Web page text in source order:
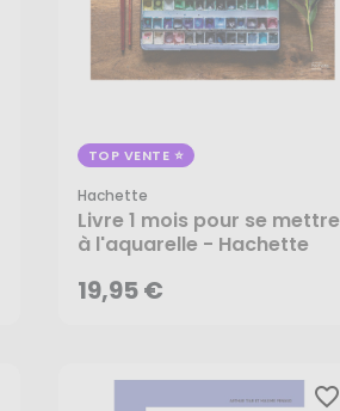
TOP VENTE
Hachette
Livre 1 mois pour se mettre
à l'aquarelle - Hachette
19,95 €
19,95 €
AJOUTER AU PANIER
favorite_border